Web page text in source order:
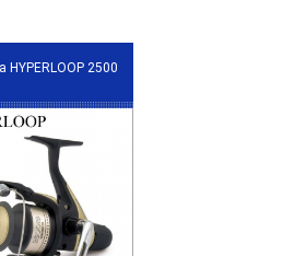
HYPERLOOP 2500